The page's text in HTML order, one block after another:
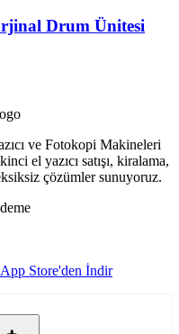
Drum Ünitesi
ve Fotokopi Makineleri
el yazıcı satışı, kiralama,
çözümler sunuyoruz.